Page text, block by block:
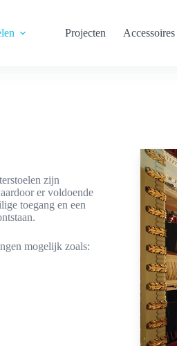
Projecten Accessoires
zijn
er voldoende
toegang en een
mogelijk zoals: